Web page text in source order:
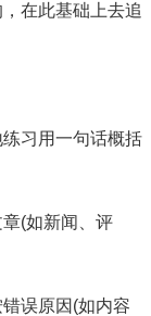
在此基础上去追
练习用一句话概括
章(如新闻、评
误原因(如内容